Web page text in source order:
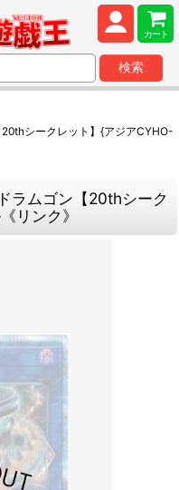
カート
検索
シークレット】{アジアCYHO-
ラムゴン【20thシーク
リンク》